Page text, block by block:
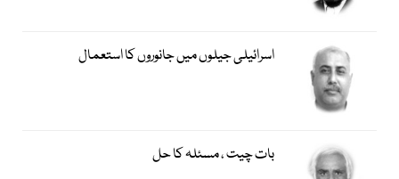
اسرائیلی جیلوں میں جانوروں کا استعمال
بات چیت ، مسئلہ کا حل